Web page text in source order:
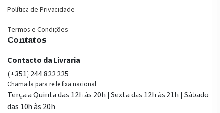
Política de Privacidade
Termos e Condições
Contatos
Contacto da Livraria
(+351) 244 822 225
Chamada para rede fixa nacional
Terça a Quinta das 12h às 20h | Sexta das 12h às 21h | Sábado
das 10h às 20h